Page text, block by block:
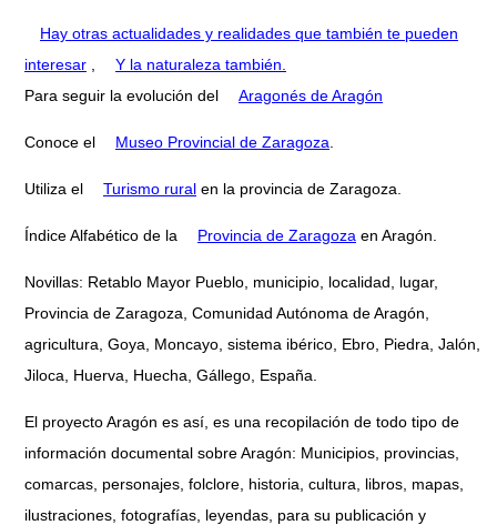
Hay otras actualidades y realidades que también te pueden
interesar
Y la naturaleza también.
Para seguir la evolución del
Aragonés de Aragón
Conoce el Museo Provincial de Zaragoza
Utiliza el Turismo rural en la provincia de Zaragoza.
Índice Alfabético de la Provincia de Zaragoza en Aragón.
Novillas: Retablo Mayor Pueblo, municipio, localidad, lugar,
Provincia de Zaragoza, Comunidad Autónoma de Aragón,
agricultura, Goya, Moncayo, sistema ibérico, Ebro, Piedra, Jalón,
Jiloca, Huerva, Huecha, Gállego, España.
El proyecto Aragón es así, es una recopilación de todo tipo de
información documental sobre Aragón: Municipios, provincias,
comarcas, personajes, folclore, historia, cultura, libros, mapas,
ilustraciones, fotografías, leyendas, para su publicación y